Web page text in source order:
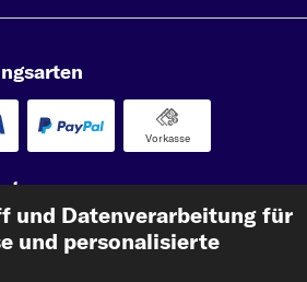
Vorkasse
und Datenverarbeitung für
und personalisierte